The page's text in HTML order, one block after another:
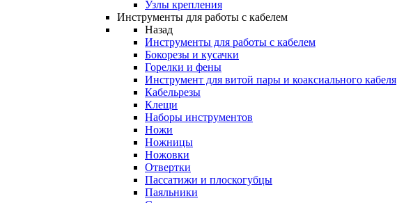
Узлы крепления
Инструменты для работы с кабелем
Назад
Инструменты для работы с кабелем
Бокорезы и кусачки
Горелки и фены
Инструмент для витой пары и коаксиального кабеля
Кабельрезы
Клещи
Наборы инструментов
Ножи
Ножницы
Ножовки
Отвертки
Пассатижи и плоскогубцы
Паяльники